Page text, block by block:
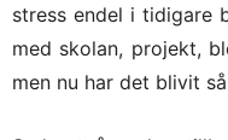
stress endel i tidigare
med skolan, projekt,
men nu har det blivit